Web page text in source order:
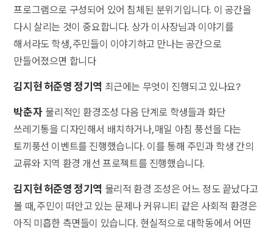
프로그램으로 구성되어 있어 침체된 분위기입니다. 이 공간을
다시 살리는 것이 중요합니다. 상가 이사장님과 이야기를
해서라도 학생, 주민들이 이야기하고 만나는 공간으로
만들어졌으면 합니다
김지현 허준영 정기역 최근에는 무엇이 진행되고 있나요?
박춘자 물리적인 환경조성 다음 단계로 학생들과 화단
쓰레기통을 디자인해서 배치하거나, 매일 아침 풍선을 다는
토끼풍선 이벤트를 진행했습니다. 이를 통해 주민과 학생 간의
교류와 지역 환경 개선 프로젝트를 진행했습니다.
김지현 허준영 정기역 물리적 환경 조성은 어느 정도 끝났다고
볼 때, 주민이 떠안고 있는 문제나 커뮤니티 같은 사회적 환경은
아직 미흡한 측면들이 있습니다. 현실적으로 대학동에서 어떤